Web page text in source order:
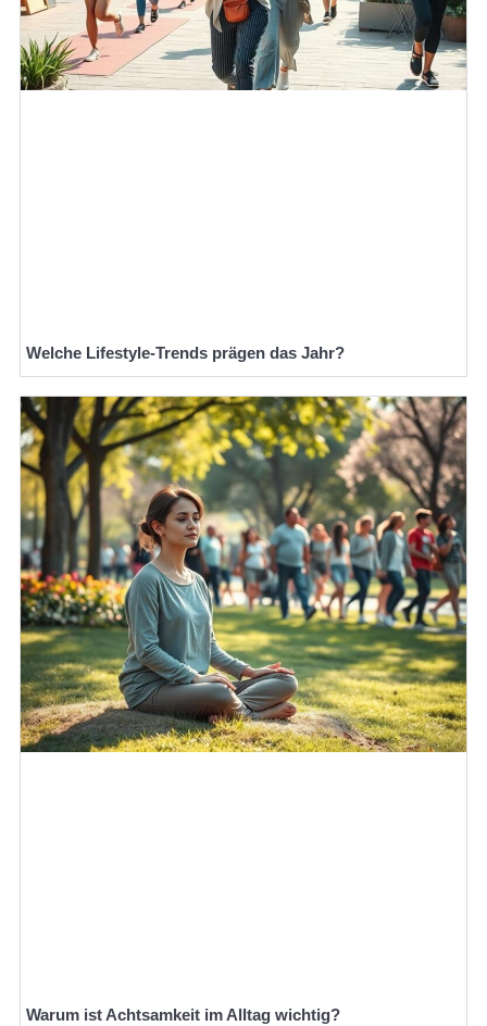
Welche Lifestyle-Trends prägen das Jahr?
Warum ist Achtsamkeit im Alltag wichtig?